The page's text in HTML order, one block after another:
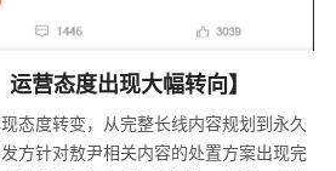
运营态度出现大幅转向】
态度转变，从完整长线内容规划到永久
方针对敖尹相关内容的处置方案出现完